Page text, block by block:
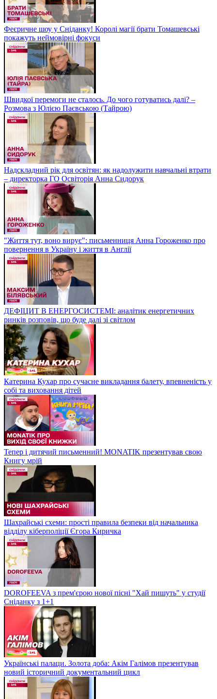
Феєричне шоу у Сніданку! Королі магії брати Томашевські
покажуть неймовірні фокуси
Швидкої перемоги не сталось. До чого готуватись далі? –
Розмова з Юлією Паєвською (Тайрою)
Надскладний рік для освітян: як надолужити навчальні втрати
– директорка ГО Освіторія Анна Сидорук
"Життя тут, воно вирує": письменниця Анна Гороженко про
повернення в Україну і життя в Англії
ДЕФІЦИТ В ЕНЕРГОСИСТЕМІ: аналітик енергетичних
ринків розповів, що буде далі зі світлом
Катерина Кухар про сучасне викладання балету, впевненість у
собі та виховання дітей
Тепер і дитячий письменний! MONATIK презентував свою
Книгу мрій
Шахрайські схеми: прості правила безпеки від начальника
відділу кіберполіції Єгора Киричка
DOROFEEVA з прем'єрою нової пісні "Хай пишуть" у студії
Сніданку з 1+1
Українські палаци. Золота доба: Акім Галімов презентував
новий історичний документальний цикл